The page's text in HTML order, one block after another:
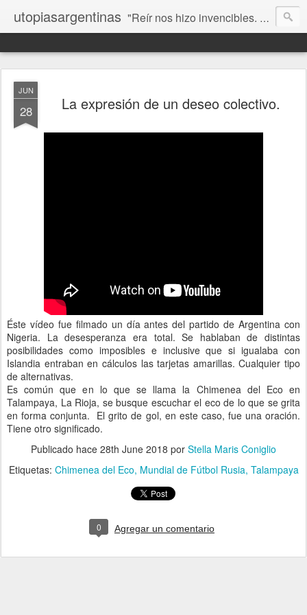
utopiasargentinas "Reír nos hizo invencibles. No como los que siempre ganan, sino como aquellos que no se rinden”. Frida Kahlo
JUN
28 La expresión de un deseo colectivo.
Éste vídeo fue filmado un día antes del partido de Argentina con
Nigeria. La desesperanza era total. Se hablaban de distintas
posibilidades como imposibles e inclusive que si igualaba con
Islandia entraban en cálculos las tarjetas amarillas. Cualquier tipo
de alternativas.
Es común que en lo que se llama la Chimenea del Eco en
Talampaya, La Rioja, se busque escuchar el eco de lo que se grita
en forma conjunta. El grito de gol, en este caso, fue una oración.
Tiene otro significado.
Publicado hace 28th June 2018 por Stella Maris Coniglio
Etiquetas: Chimenea del Eco Mundial de Fútbol Rusia Talampaya
0 Agregar un comentario